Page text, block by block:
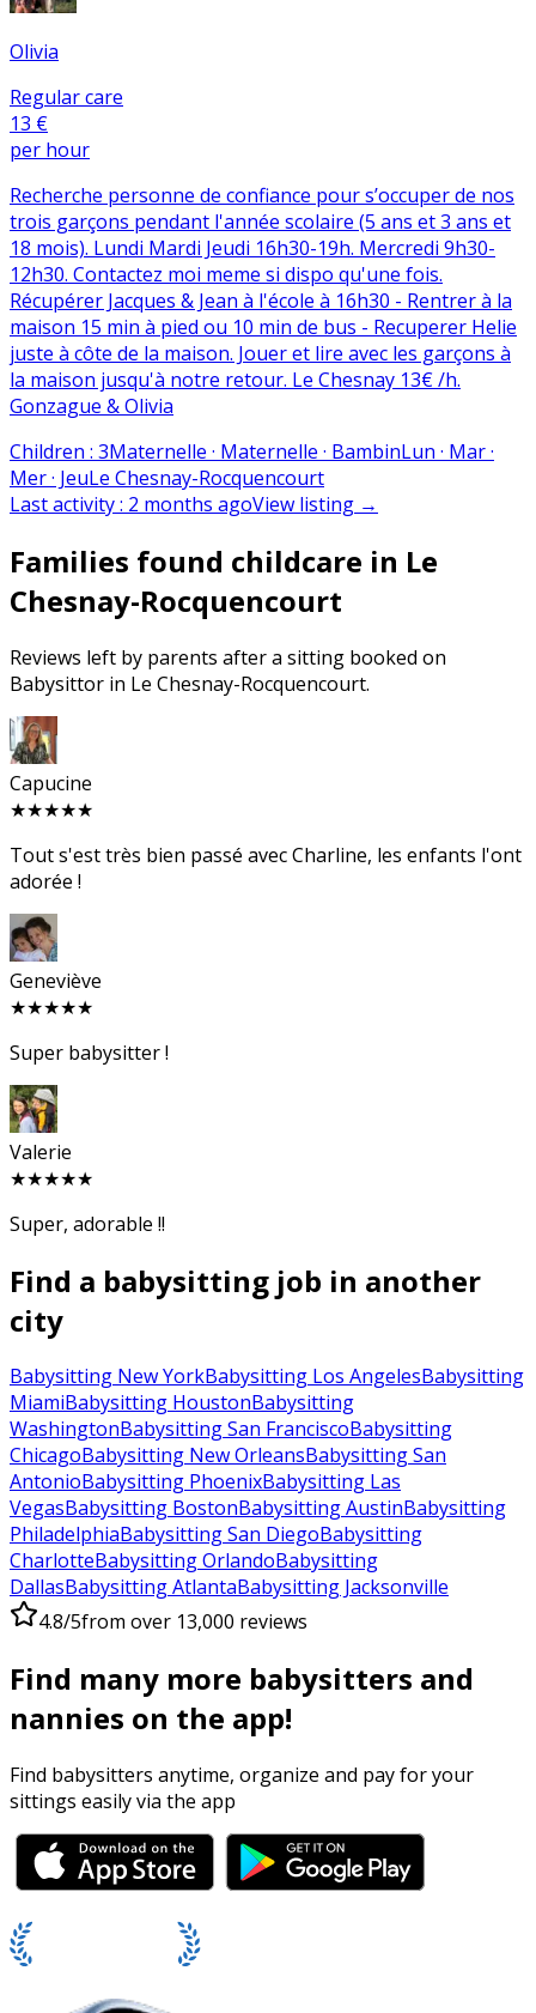
Olivia
Regular care
13 €
per hour
Recherche personne de confiance pour s’occuper de nos
trois garçons pendant l'année scolaire (5 ans et 3 ans et
18 mois). Lundi Mardi Jeudi 16h30-19h. Mercredi 9h30-
12h30. Contactez moi meme si dispo qu'une fois.
Récupérer Jacques & Jean à l'école à 16h30 - Rentrer à la
maison 15 min à pied ou 10 min de bus - Recuperer Helie
juste à côte de la maison. Jouer et lire avec les garçons à
la maison jusqu'à notre retour. Le Chesnay 13€ /h.
Gonzague & Olivia
Children : 3Maternelle · Maternelle · BambinLun · Mar ·
Mer · JeuLe Chesnay-Rocquencourt
Last activity: 2 months agoView listing →
Families found childcare in Le
Chesnay-Rocquencourt
Reviews left by parents after a sitting booked on
Babysittor in Le Chesnay-Rocquencourt.
Capucine
★★★★★
Tout s'est très bien passé avec Charline, les enfants l'ont
adorée !
Geneviève
★★★★★
Super babysitter !
Valerie
★★★★★
Super, adorable !!
Find a babysitting job in another
city
Babysitting New YorkBabysitting Los AngelesBabysitting
MiamiBabysitting HoustonBabysitting
WashingtonBabysitting San FranciscoBabysitting
ChicagoBabysitting New OrleansBabysitting San
AntonioBabysitting PhoenixBabysitting Las
VegasBabysitting BostonBabysitting AustinBabysitting
PhiladelphiaBabysitting San DiegoBabysitting
CharlotteBabysitting OrlandoBabysitting
DallasBabysitting AtlantaBabysitting Jacksonville
4.8/5from over 13,000 reviews
Find many more babysitters and
nannies on the app!
Find babysitters anytime, organize and pay for your
sittings easily via the app